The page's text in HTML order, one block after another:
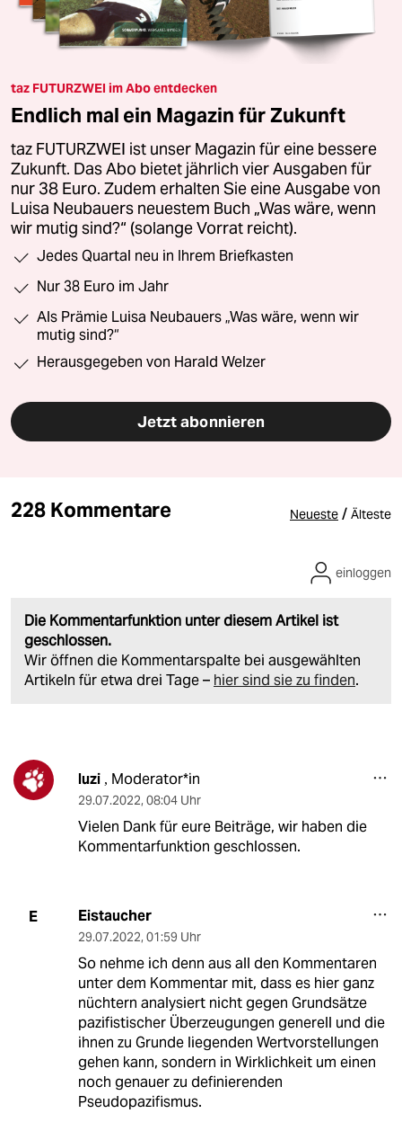
taz FUTURZWEI im Abo entdecken
Endlich mal ein Magazin für Zukunft
taz FUTURZWEI ist unser Magazin für eine bessere
Zukunft. Das Abo bietet jährlich vier Ausgaben für
nur 38 Euro. Zudem erhalten Sie eine Ausgabe von
Luisa Neubauers neuestem Buch „Was wäre, wenn
wir mutig sind?“ (solange Vorrat reicht).
Jedes Quartal neu in Ihrem Briefkasten
Nur 38 Euro im Jahr
Als Prämie Luisa Neubauers „Was wäre, wenn wir
mutig sind?“
Herausgegeben von Harald Welzer
Jetzt abonnieren
228 Kommentare Neueste / Älteste
Die Kommentarfunktion unter diesem Artikel ist
geschlossen.
Wir öffnen die Kommentarspalte bei ausgewählten
Artikeln für etwa drei Tage – hier sind sie zu finden.
einloggen
luzi, Moderator*in
29.07.2022, 08:04 Uhr
Vielen Dank für eure Beiträge, wir haben die
Kommentarfunktion geschlossen.
E Eistaucher
29.07.2022, 01:59 Uhr
So nehme ich denn aus all den Kommentaren
unter dem Kommentar mit, dass es hier ganz
nüchtern analysiert nicht gegen Grundsätze
pazifistischer Überzeugungen generell und die
ihnen zu Grunde liegenden Wertvorstellungen
gehen kann, sondern in Wirklichkeit um einen
noch genauer zu definierenden
Pseudopazifismus.